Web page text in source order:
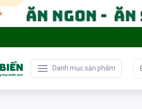
Danh mục sản phẩm